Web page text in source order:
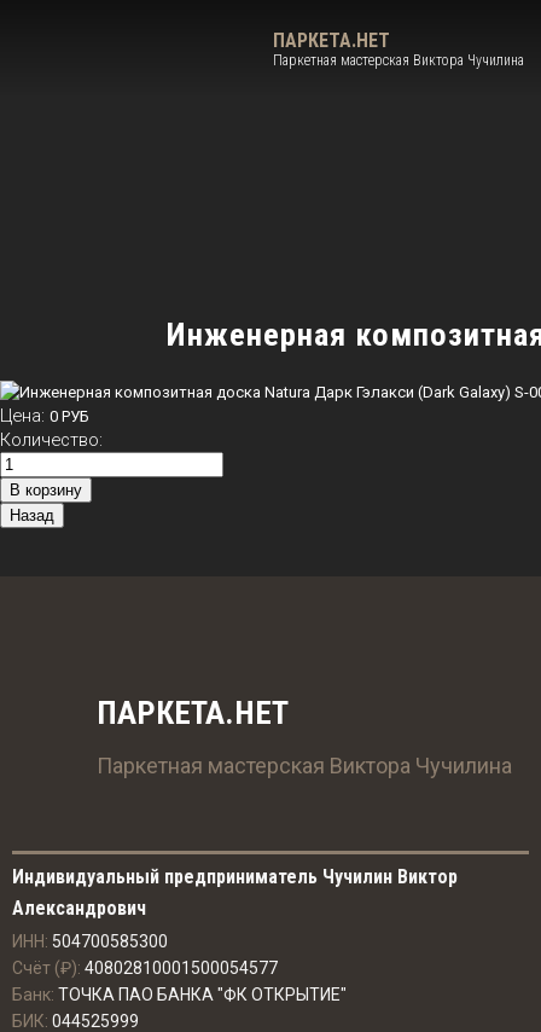
ПАРКЕТА.НЕТ
Паркетная мастерская Виктора Чучилина
Инженерная
Цена: 0 РУБ
Количество:
ПАРКЕТА.НЕТ
Паркетная мастерская Виктора Чучилина
Индивидуальный предприниматель Чучилин Виктор
Александрович
ИНН: 504700585300
Счёт (₽): 40802810001500054577
Банк: ТОЧКА ПАО БАНКА "ФК ОТКРЫТИЕ"
БИК: 044525999